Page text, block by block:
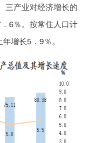
三产业对经济增长的
6％。按常住人口计
增长5．9％。